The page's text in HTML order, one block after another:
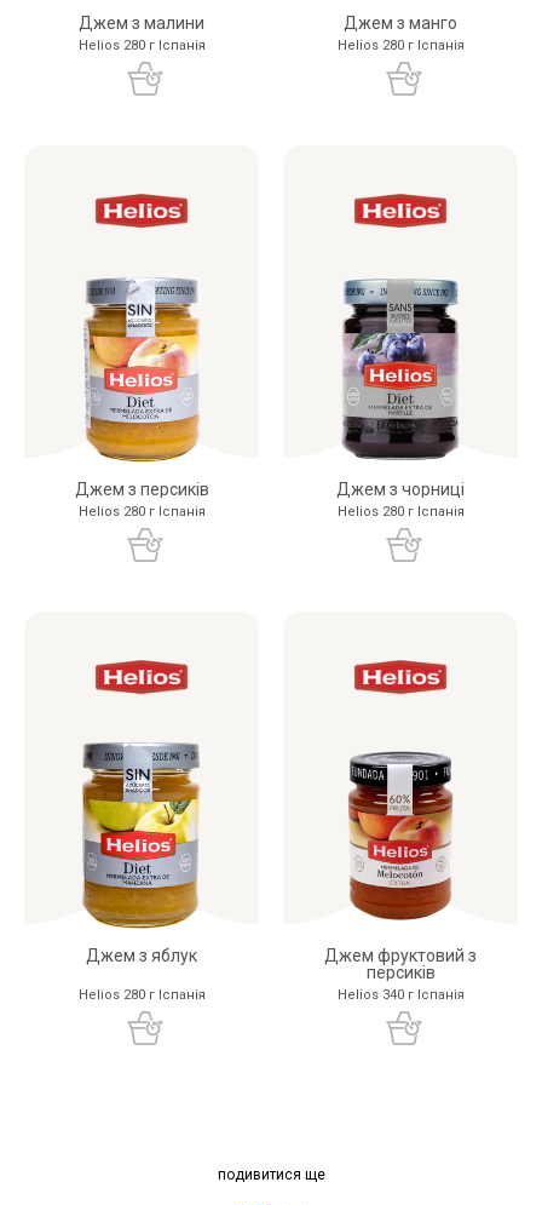
Джем з малини
Helios 280 г Іспанія
Джем з манго
Helios 280 г Іспанія
Джем з персиків
Helios 280 г Іспанія
Джем з чорниці
Helios 280 г Іспанія
Джем з яблук
Helios 280 г Іспанія
Джем фруктовий з
персиків
Helios 340 г Іспанія
подивитися ще